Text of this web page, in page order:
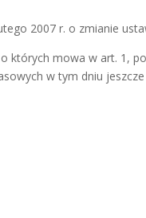
2007 r. o zmianie
których mowa w art. 1,
w tym dniu